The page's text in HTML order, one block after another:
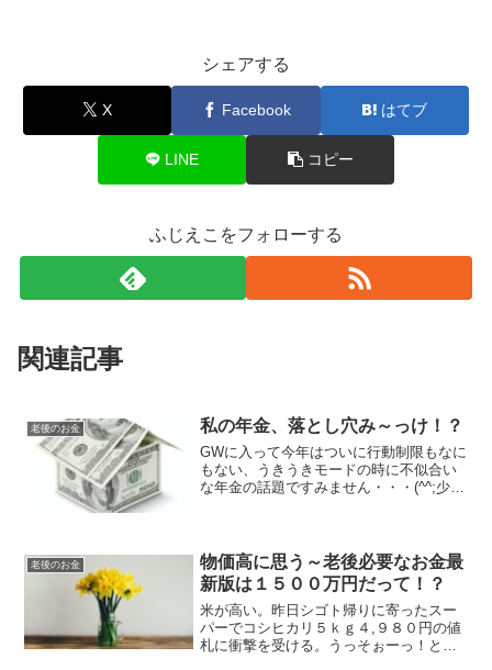
シェアする
X Facebook はてブ
LINE コピー
ふじえこをフォローする
関連記事
老後のお金 私の年金、落とし穴み～っけ！？
GWに入って今年はついに行動制限もなに
もない、うきうきモードの時に不似合い
な年金の話題ですみません・・・(^^;少し
送りしています...
老後のお金
物価高に思う～老後必要なお金最
新版は１５００万円だって！？
米が高い。昨日シゴト帰りに寄ったスー
パーでコシヒカリ５ｋｇ４,９８０円の値
札に衝撃を受ける。うっそぉーっ！と叫